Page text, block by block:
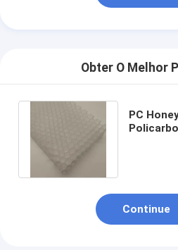
Obter O Melhor
PC
Continue